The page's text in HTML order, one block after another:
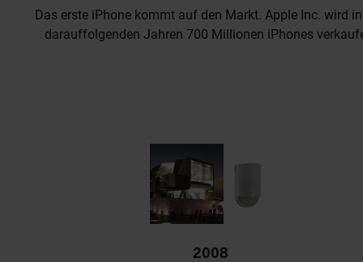
Das erste iPhone kommt auf den Markt. Apple Inc. wird
darauffolgenden Jahren 700 Millionen iPhones
2008